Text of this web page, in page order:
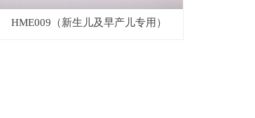
HME009（新生儿及早产儿专用）